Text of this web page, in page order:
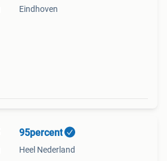
Eindhoven
95percent
Heel Nederland